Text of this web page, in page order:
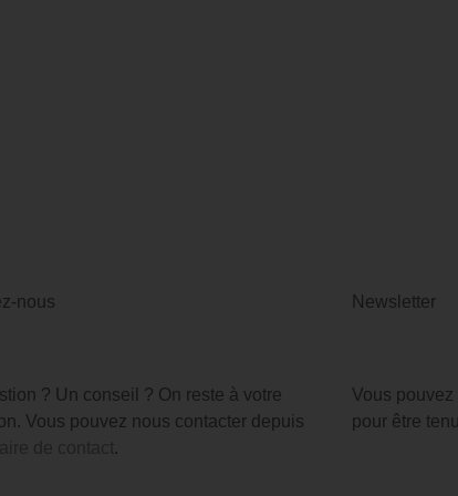
nous
? Un conseil ? On reste à votre
Vous pouvez nous contacter depuis
.
Newsletter
Vous
pour être